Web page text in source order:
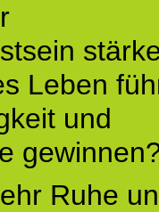
Leben
und
Ruhe